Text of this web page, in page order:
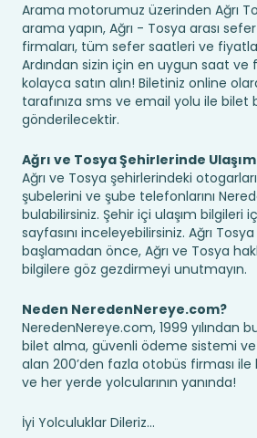
Arama motorumuz üzerinden Ağrı
arama yapın, Ağrı - Tosya arası
firmaları, tüm sefer saatleri ve
Ardından sizin için en uygun saat ve
kolayca satın alın! Biletiniz online
tarafınıza sms ve email yolu ile bilet
gönderilecektir.
Ağrı ve Tosya Şehirlerinde Ulaşım
Ağrı ve Tosya şehirlerindeki
şubelerini ve şube telefonlarını
bulabilirsiniz. Şehir içi ulaşım bilgileri
sayfasını inceleyebilirsiniz. Ağrı
başlamadan önce, Ağrı ve Tosya
bilgilere göz gezdirmeyi unutmayın.
Neden NeredenNereye.com?
NeredenNereye.com, 1999 yılından
bilet alma, güvenli ödeme sistemi
alan 200’den fazla otobüs firması
ve her yerde yolcularının yanında!
İyi Yolculuklar Dileriz...